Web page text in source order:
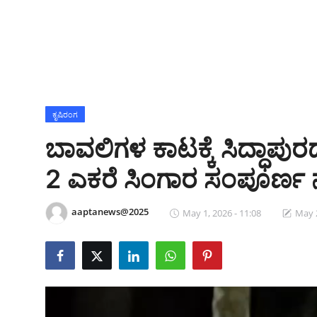
ರಾಜಕೀಯ
ದೇಶ-ವಿದೇಶ
Contact
ಕ್ರೀಡಾಂಗಣ
ಆಪ್ತ‌ ಮನರಂಜನೆ
ಕೃಷಿರಂಗ
ಬಾವಲಿಗಳ ಕಾಟಕ್ಕೆ
2 ಎಕರೆ ಸಿಂಗಾರ ಸಂಪೂರ್ಣ
aaptanews@2025 May 1, 2026 - 11:08 May